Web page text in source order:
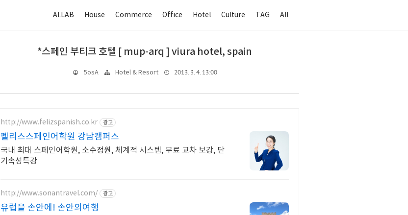
AI.LAB House Commerce Office Hotel Culture TAG All
*스페인 부티크 호텔 [ mup-arq ] viura hotel, spain
5osA Hotel & Resort 2013. 3. 4. 13:00
http://www.felizspanish.co.kr 광고
펠리스스페인어학원 강남캠퍼스
국내 최대 스페인어학원, 소수정원, 체계적 시스템, 무료 교차 보강, 단
기속성특강
http://www.sonantravel.com/ 광고
유럽을 손안에! 손안의여행